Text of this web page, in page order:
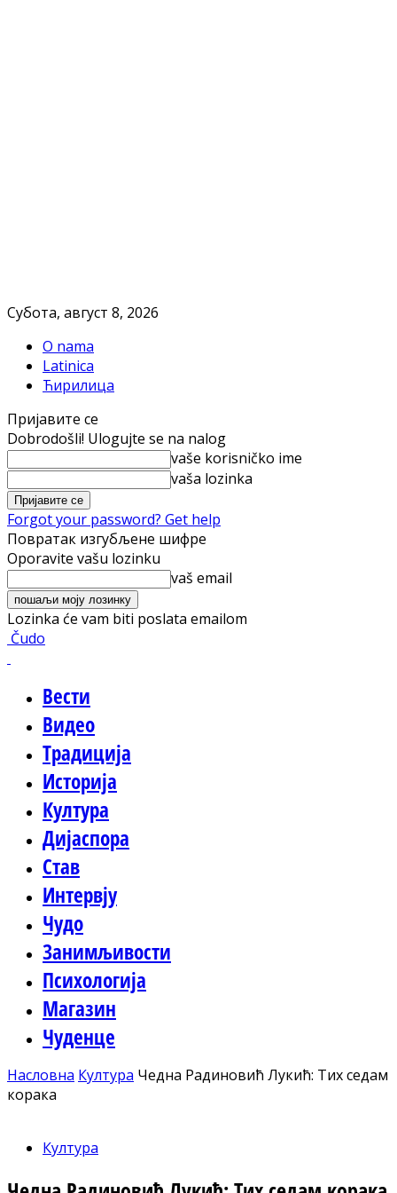
Субота, август 8, 2026
O nama
Latinica
Ћирилица
Пријавите се
Dobrodošli! Ulogujte se na nalog
vaše korisničko ime
vaša lozinka
Forgot your password? Get help
Повратак изгубљене шифре
Oporavite vašu lozinku
vaš email
Lozinka će vam biti poslata emailom
Čudo
Вести
Видео
Традиција
Историја
Култура
Дијаспора
Став
Интервју
Чудо
Занимљивости
Психологија
Магазин
Чуденце
Насловна Култура Чедна Радиновић Лукић: Тих седам
корака
Култура